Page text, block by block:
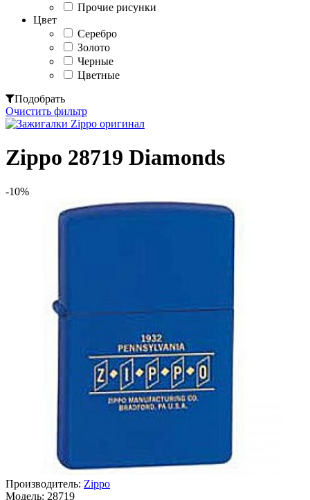
Прочие рисунки
Цвет
Серебро
Золото
Черные
Цветные
Подобрать
Очистить фильтр
Zippo 28719 Diamonds
-10%
Производитель: Zippo
Модель: 28719